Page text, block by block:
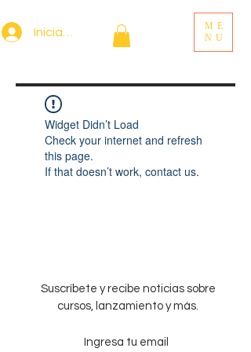
Iniciar sesión
ME
NU
Widget Didn’t Load
Check your internet and refresh
this page.
If that doesn’t work, contact us.
Suscríbete y recibe noticias sobre
cursos, lanzamiento y más.